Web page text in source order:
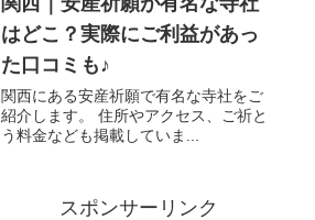
はどこ？実際にご利益があっ
た口コミも♪
関西にある安産祈願で有名な寺社をご
紹介します。 住所やアクセス、ご祈と
う料金なども掲載していま...
スポンサーリンク